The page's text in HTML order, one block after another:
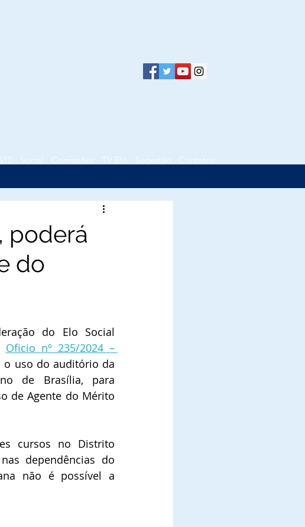
Social Comissões TV Elo Sugestão Contatos
poderá
do
do Elo Social
Oficio nº 235/2024 –
o uso do auditório da
de Brasília, para
de Agente do Mérito
cursos no Distrito
dependências do
não é possível a